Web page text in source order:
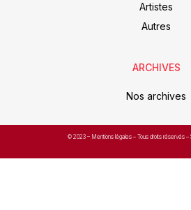
Artistes
Autres
ARCHIVES
Nos archives
© 2023 – Mentions légales – Tous droits réservés –